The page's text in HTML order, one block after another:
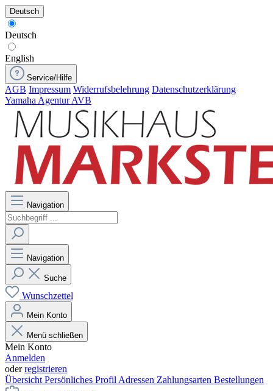
Deutsch
Deutsch
English
Service/Hilfe
AGB Impressum Widerrufsbelehrung Datenschutzerklärung
Yamaha Agentur AVB
Navigation
Navigation
Suche
Wunschzettel
Mein Konto
Menü schließen
Mein Konto
Anmelden
oderregistrieren
Übersicht Persönliches Profil Adressen Zahlungsarten Bestellungen